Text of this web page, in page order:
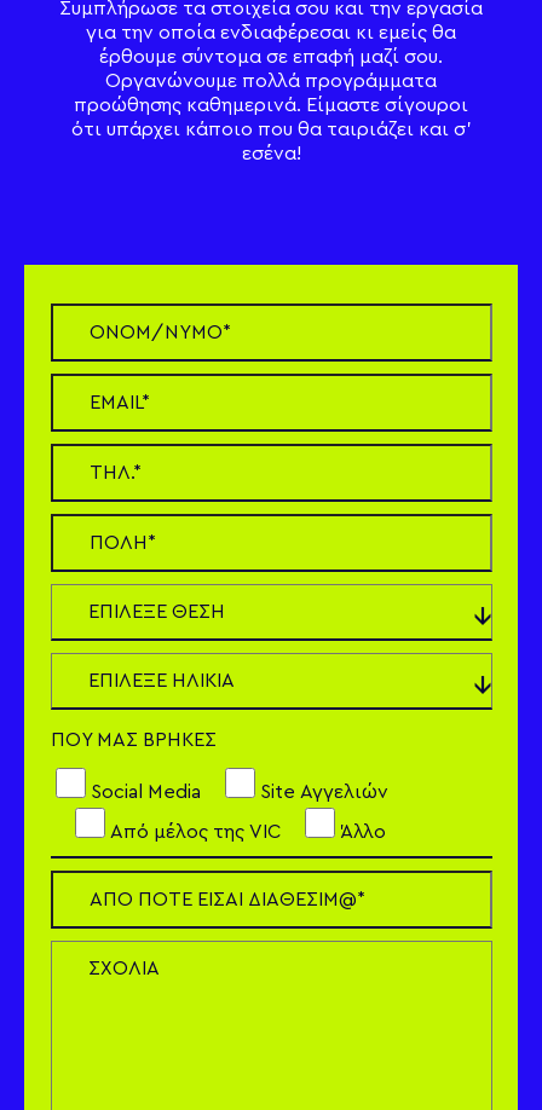
JOINUS
Συμπλήρωσε τα στοιχεία σου και την εργασία
για την οποία ενδιαφέρεσαι κι εμείς θα
έρθουμε σύντομα σε επαφή μαζί σου.
Οργανώνουμε πολλά προγράμματα
προώθησης καθημερινά. Είμαστε σίγουροι
ότι υπάρχει κάποιο που θα ταιριάζει και σ’
εσένα!
ΠΟΥ ΜΑΣ ΒΡΗΚΕΣ
Social Media Site Αγγελιών
Από μέλος της VIC Άλλο